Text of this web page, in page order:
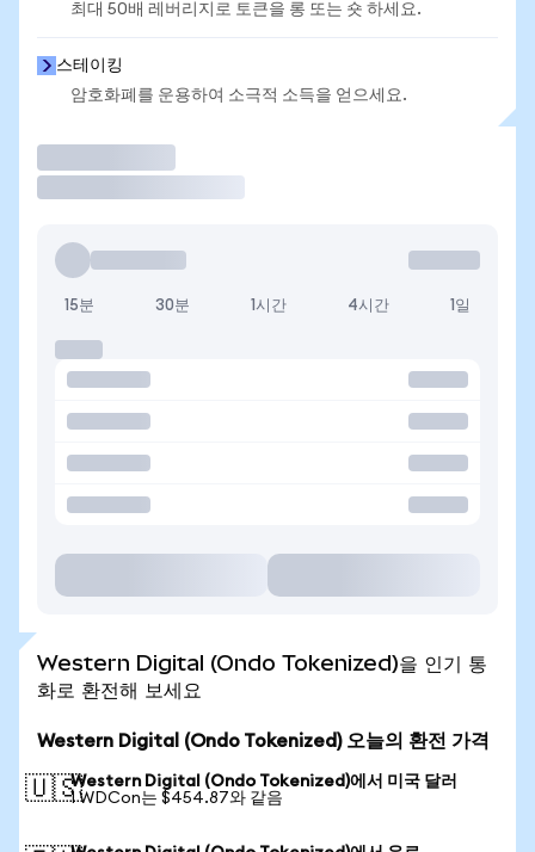
최대 50배 레버리지로 토큰을 롱 또는 숏 하세요.
스테이킹
암호화폐를 운용하여 소극적 소득을 얻으세요.
15분 30분 1시간 4시간 1일
Western Digital (Ondo Tokenized)을 인기 통
화로 환전해 보세요
Western Digital (Ondo Tokenized) 오늘의 환전 가격
🇺🇸Western Digital (Ondo Tokenized)에서 미국 달러
1 WDCon는 $454.87와 같음